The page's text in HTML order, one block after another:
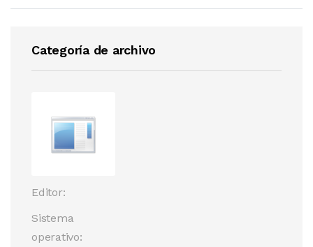
Categoría de archivo
Editor:
Sistema
operativo: